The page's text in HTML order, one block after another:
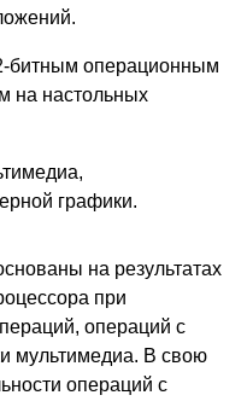
битным операционным
на настольных
графики.
на результатах
при
операций с
мультимедиа. В свою
операций с